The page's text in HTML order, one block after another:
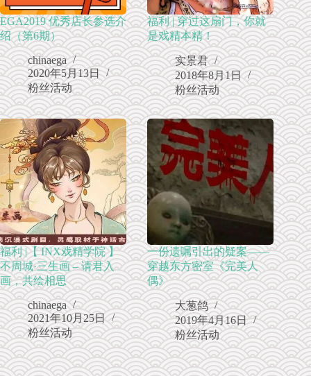
EGA2019 优秀店长参选介
绍（第6期）
chinaega
2020年5月13日
粉丝活动
福利 | 穿过这扇门，你就
是戏精本精！
实景君
2018年8月1日
粉丝活动
福利 |【 INX戏精学院 】
不周城·三生画 – 请君入
画，共绘相思
chinaega
2021年10月25日
粉丝活动
一份遗嘱引出的疑案——
穿越东方密室《完美人
偶》
大葱鸽
2019年4月16日
粉丝活动